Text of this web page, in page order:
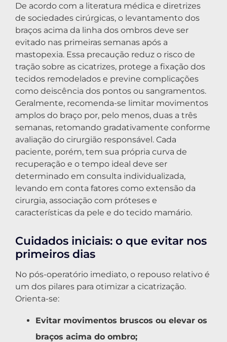
De acordo com a literatura médica e diretrizes
de sociedades cirúrgicas, o levantamento dos
braços acima da linha dos ombros deve ser
evitado nas primeiras semanas após a
mastopexia. Essa precaução reduz o risco de
tração sobre as cicatrizes, protege a fixação dos
tecidos remodelados e previne complicações
como deiscência dos pontos ou sangramentos.
Geralmente, recomenda-se limitar movimentos
amplos do braço por, pelo menos, duas a três
semanas, retomando gradativamente conforme
avaliação do cirurgião responsável. Cada
paciente, porém, tem sua própria curva de
recuperação e o tempo ideal deve ser
determinado em consulta individualizada,
levando em conta fatores como extensão da
cirurgia, associação com próteses e
características da pele e do tecido mamário.
Cuidados iniciais: o que evitar nos
primeiros dias
No pós-operatório imediato, o repouso relativo é
um dos pilares para otimizar a cicatrização.
Orienta-se:
Evitar movimentos bruscos ou elevar os
braços acima do ombro;